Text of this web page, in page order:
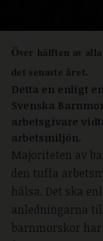
Över hälften av
det senaste året.
Detta en enligt
Svenska
arbetsgivare
arbetsmiljön.
Majoriteten av
den tuffa
hälsa. Det ska
anledningarna
barnmorskor har